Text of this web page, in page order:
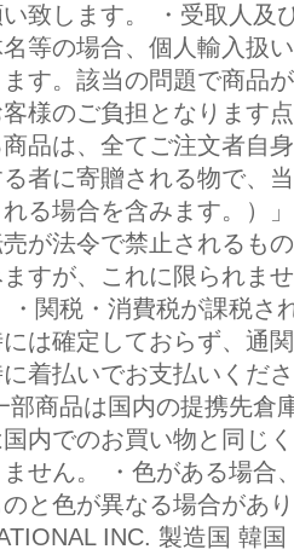
致します。 ・受取人及
等の場合、個人輸入扱
す。該当の問題で商品
様のご負担となります
商品は、全てご注文者自
者に寄贈される物で、
る場合を含みます。）
が法令で禁止されるも
すが、これに限られま
・関税・消費税が課税さ
は確定しておらず、通
着払いでお支払いくだ
部商品は国内の提携先倉
内でのお買い物と同じ
せん。 ・色がある場合
と色が異なる場合があ
INC. 製造国 韓